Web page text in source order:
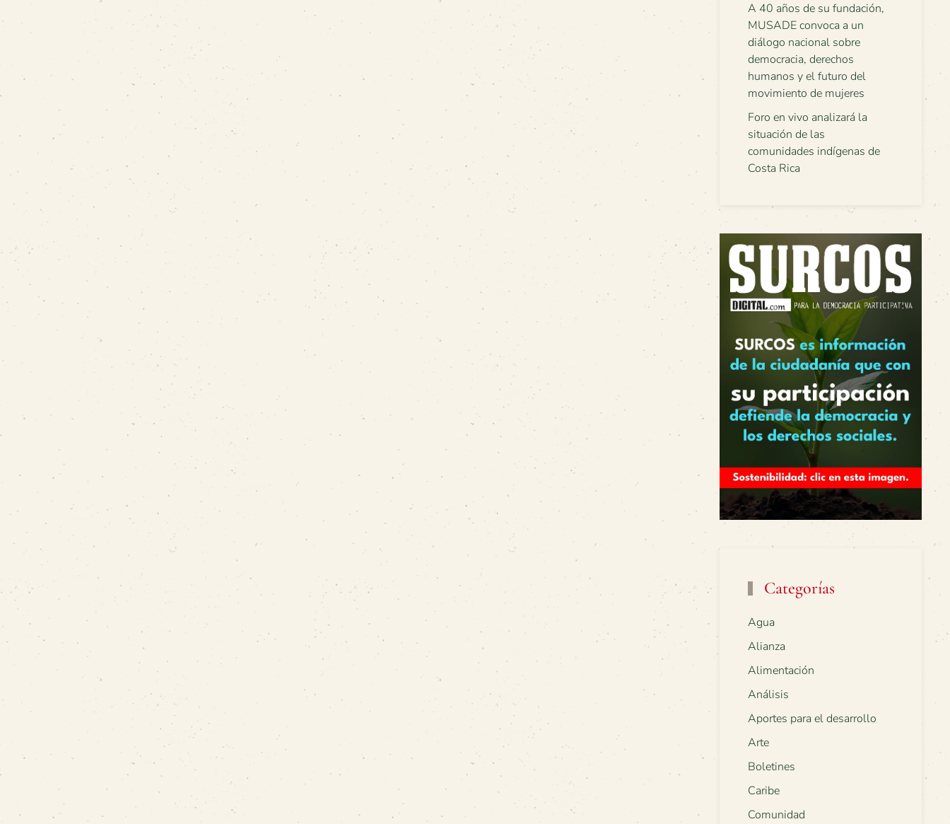
A 40 años de su fundación,
MUSADE convoca a un
diálogo nacional sobre
democracia, derechos
humanos y el futuro del
movimiento de mujeres
Foro en vivo analizará la
situación de las
comunidades indígenas de
Costa Rica
Categorías
Agua
Alianza
Alimentación
Análisis
Aportes para el desarrollo
Arte
Boletines
Caribe
Comunidad